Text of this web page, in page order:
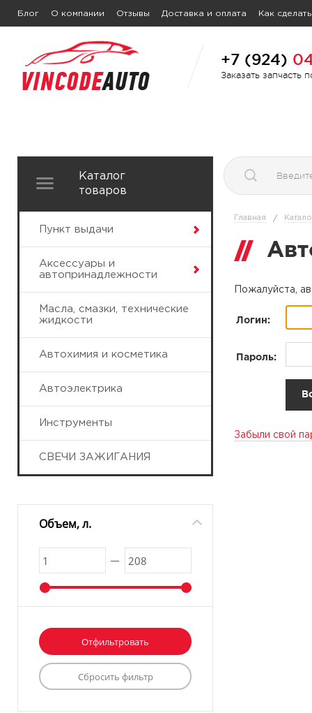
Блог О компании Отзывы Доставка и оплата Как
+7 (924)
Заказать запчасть
Каталог
товаров
Пункт выдачи
Аксессуары и
автопринадлежности
Масла, смазки, технические
жидкости
Автохимия и косметика
Автоэлектрика
Инструменты
СВЕЧИ ЗАЖИГАНИЯ
Объем, л.
Главная /
Пожалуйста,
Логин:
Пароль:
Забыли свой